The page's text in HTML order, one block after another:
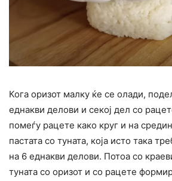
Кога оризот малку ќе се олади,
еднакви делови и секој дел со
помеѓу рацете како круг и на
пастата со туната, која исто така
на 6 еднакви делови. Потоа со
туната со оризот и со рацете